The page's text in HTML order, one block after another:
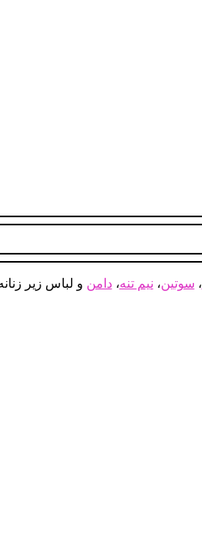
، سوتین، نیم تنه،دامن و لباس زیر